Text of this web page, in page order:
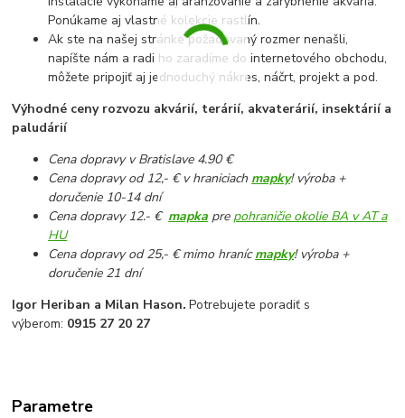
Ponúkame aj vlastné kolekcie rastlín.
Ak ste na našej stránke požadovaný rozmer nenašli,
napíšte nám a radi ho zaradíme do internetového obchodu,
môžete pripojiť aj jednoduchý nákres, náčrt, projekt a pod.
Výhodné ceny rozvozu akvárií, terárií, akvaterárií, insektárií a
paludárií
Cena dopravy v Bratislave 4.90 €
Cena dopravy od 12,- € v hraniciach mapky! výroba +
doručenie 10-14 dní
Cena dopravy 12.- € mapka pre pohraničie okolie BA v AT a
HU
Cena dopravy od 25,- € mimo hranícmapky! výroba +
doručenie 21 dní
Igor Heriban a Milan Hason.Potrebujete poradiť s
výberom: 0915 27 20 27
Parametre